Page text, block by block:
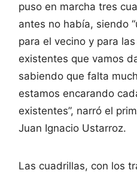
puso en marcha tres
antes no había, siendo
para el vecino y para
existentes que vamos
sabiendo que falta
estamos encarando
existentes”, narró el
Juan Ignacio Ustarroz.
Las cuadrillas, con los